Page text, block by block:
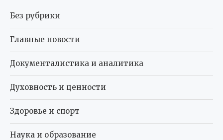
Без рубрики
Главные новости
Документалистика и аналитика
Духовность и ценности
Здоровье и спорт
Наука и образование